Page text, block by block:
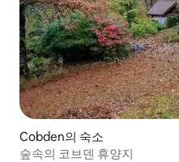
Cobden의 숙소
숲속의 코브덴 휴양지